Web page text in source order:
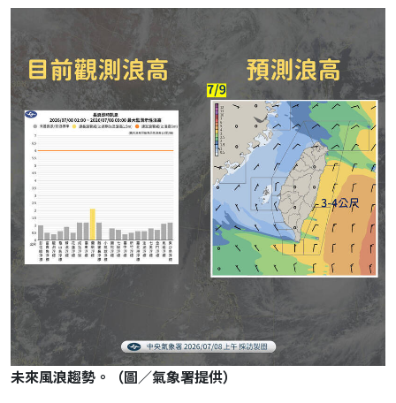
未來風浪趨勢。（圖／氣象署提供）